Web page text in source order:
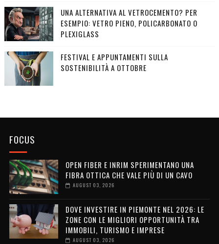
UNA ALTERNATIVA AL VETROCEMENTO? PER
ESEMPIO: VETRO PIENO, POLICARBONATO O
PLEXIGLASS
FESTIVAL E APPUNTAMENTI SULLA
SOSTENIBILITÀ A OTTOBRE
FOCUS
OPEN FIBER E INRIM SPERIMENTANO UNA
FIBRA OTTICA CHE VALE PIÙ DI UN CAVO
AUGUST 03, 2026
DOVE INVESTIRE IN PIEMONTE NEL 2026: LE
ZONE CON LE MIGLIORI OPPORTUNITÀ TRA
IMMOBILI, TURISMO E IMPRESE
AUGUST 03, 2026